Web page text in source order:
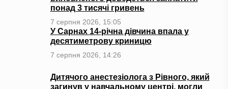
понад 3 тисячі гривень
7 серпня 2026, 15:05
У Сарнах 14-річна дівчина впала у
десятиметрову криницю
7 серпня 2026, 14:26
Дитячого анестезіолога з Рівного, який
загинув у навчальному центрі, могли